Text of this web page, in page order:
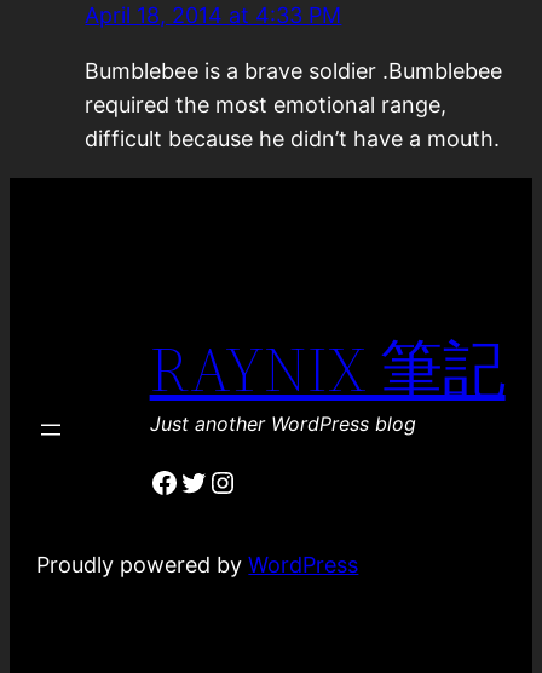
April 18, 2014 at 4:33 PM
Bumblebee is a brave soldier .Bumblebee
required the most emotional range,
difficult because he didn’t have a mouth.
RAYNIX 筆記
Just another WordPress blog
Facebook
Twitter
Instagram
Proudly powered byWordPress